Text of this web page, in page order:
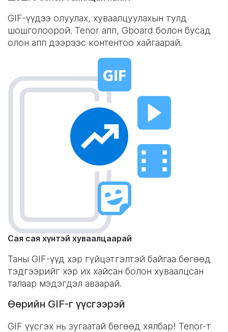
GIF-үүдээ олуулах, хуваалцуулахын тулд
шошголоорой. Tenor апп, Gboard болон бусад
олон апп дээрээс контентоо хайгаарай.
Сая сая хүнтэй хуваалцаарай
Таны GIF-үүд хэр гүйцэтгэлтэй байгаа бөгөөд
тэдгээрийг хэр их хайсан болон хуваалцсан
талаар мэдэгдэл аваарай.
Өөрийн GIF-г үүсгээрэй
GIF үүсгэх нь зугаатай бөгөөд хялбар! Tenor-т